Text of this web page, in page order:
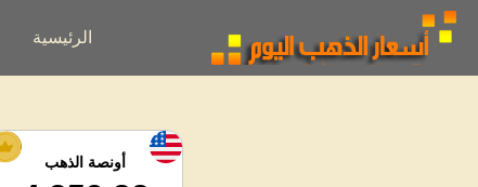
الرئيسية
أونصة الذهب